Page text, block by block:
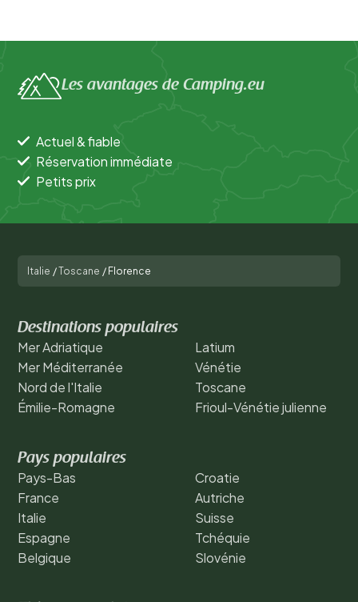
Les avantages de Camping.eu
Actuel & fiable
Réservation immédiate
Petits prix
Italie /Toscane / Florence
Destinations populaires
Mer Adriatique
Mer Méditerranée
Nord de l'Italie
Émilie-Romagne
Latium
Vénétie
Toscane
Frioul-Vénétie julienne
Pays populaires
Pays-Bas
France
Italie
Espagne
Belgique
Croatie
Autriche
Suisse
Tchéquie
Slovénie